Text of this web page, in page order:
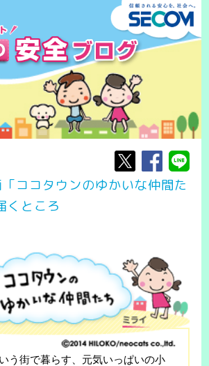
ココタウンのゆかいな仲間た
くところ
う街で暮らす、元気いっぱいの小